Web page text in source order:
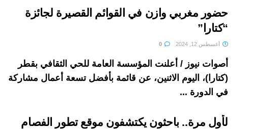
حضور مغربي وازن في القوائم القصيرة لجائزة
“كتارا”
أغسطس 12, 2024
أصوات نيوز / أعلنت المؤسسة العامة للحي الثقافي بقطر
(كتارا)، اليوم الاثنين، عن قائمة بأفضل تسعة أعمال مشاركة
في الدورة ...
لأول مرة.. باحثون يكتشفون موقع تطور الفصام